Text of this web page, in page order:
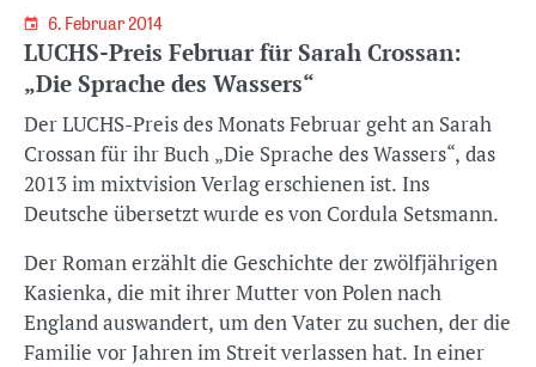
6. Februar 2014
LUCHS-Preis Februar für Sarah Crossan:
„Die Sprache des Wassers“
Der LUCHS-Preis des Monats Februar geht an Sarah
Crossan für ihr Buch „Die Sprache des Wassers“, das
2013 im mixtvision Verlag erschienen ist. Ins
Deutsche übersetzt wurde es von Cordula Setsmann.
Der Roman erzählt die Geschichte der zwölfjährigen
Kasienka, die mit ihrer Mutter von Polen nach
England auswandert, um den Vater zu suchen, der die
Familie vor Jahren im Streit verlassen hat. In einer